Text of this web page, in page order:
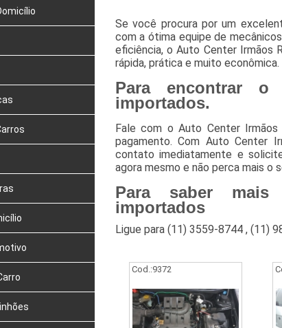
Se você procura por um
com a ótima equipe de
eficiência, o Auto Center Irmãos
rápida, prática e muito econômica.
Para encontrar o
importados.
Fale com o Auto Center
pagamento. Com Auto Center
contato imediatamente e
agora mesmo e não perca mais o
Para saber mais
importados
Ligue para (11) 3559-8744, (11)
Cod.:9372